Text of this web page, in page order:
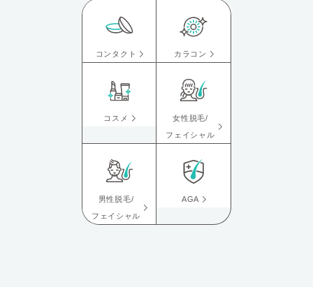
コンタクト カラコン
コスメ
女性脱毛/
フェイシャル
男性脱毛/
フェイシャル
AGA